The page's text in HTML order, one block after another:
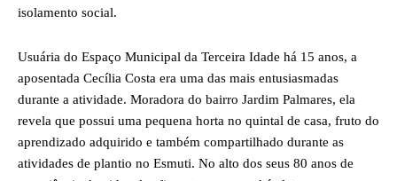
isolamento social.
Usuária do Espaço Municipal da Terceira Idade há 15 anos, a
aposentada Cecília Costa era uma das mais entusiasmadas
durante a atividade. Moradora do bairro Jardim Palmares, ela
revela que possui uma pequena horta no quintal de casa, fruto do
aprendizado adquirido e também compartilhado durante as
atividades de plantio no Esmuti. No alto dos seus 80 anos de